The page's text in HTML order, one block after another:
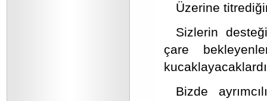
Üzerine
Sizlerin
çare
Bizde